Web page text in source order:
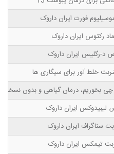
فورت ایران داروک
رکتوس ایران داروک
د-رگلیس ایران داروک
خلط آور برای سیگاری ها
بخوریم، درمان گیاهی و بدون نسخه
لیبیدوکس ایران داروک
سناگراف ایران داروک
تیمکس ایران داروک